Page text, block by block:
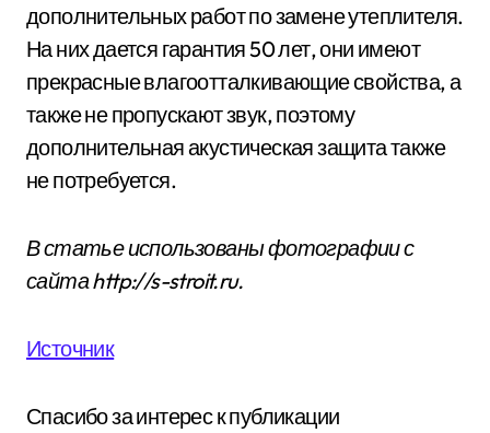
дополнительных работ по замене утеплителя.
На них дается гарантия 50 лет, они имеют
прекрасные влагоотталкивающие свойства, а
также не пропускают звук, поэтому
дополнительная акустическая защита также
не потребуется.
В статье использованы фотографии с
сайтаhttp://s-stroit.ru.
Источник
Спасибо за интерес к публикации